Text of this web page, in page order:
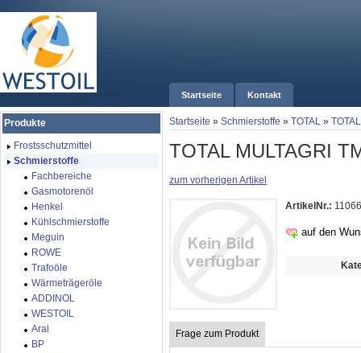
Startseite Kontakt
Startseite » Schmierstoffe » TOTAL »
TOTAL MULTAGRI
zum vorherigen Artikel
ArtikelNr.:
auf den
Frage zum Produkt
Produkte
Frostsschutzmittel
Schmierstoffe
Fachbereiche
Gasmotorenöl
Henkel
Kühlschmierstoffe
Meguin
ROWE
Trafoöle
Wärmeträgeröle
ADDINOL
WESTOIL
Aral
BP